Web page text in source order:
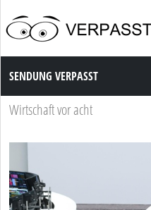
Sendung Verpasst
SENDUNG VERPASST
Wirtschaft vor acht